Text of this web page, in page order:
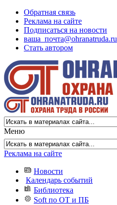
Обратная связь
Реклама на сайте
Подписаться на новости
ваша_почта@ohranatruda.ru
Стать автором
Меню
Реклама на сайте
Новости
Календарь событий
Библиотека
Soft по ОТ и ПБ